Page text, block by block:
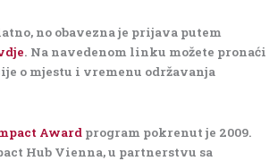
no obavezna je prijava putem
. Na navedenom linku možete pronaći
o mjestu i vremenu održavanja
Award program pokrenut je 2009.
Hub Vienna, u partnerstvu sa